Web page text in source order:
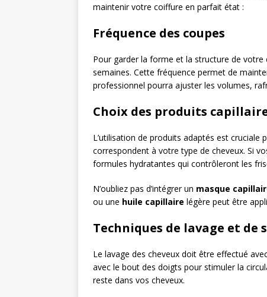
maintenir votre coiffure en parfait état :
Fréquence des coupes
Pour garder la forme et la structure de
semaines. Cette fréquence permet de
professionnel pourra ajuster les volumes,
Choix des produits
L’utilisation de produits adaptés est
correspondent à votre type de cheveux. Si
formules hydratantes qui contrôleront les
N’oubliez pas d’intégrer un masque
ou une huile capillaire légère peut être
Techniques de lavage et de
Le lavage des cheveux doit être effectué
avec le bout des doigts pour stimuler la
reste dans vos cheveux.